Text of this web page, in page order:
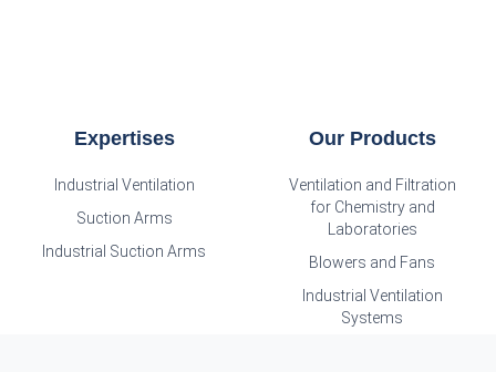
Expertises
Industrial Ventilation
Suction Arms
Industrial Suction Arms
Our Products
Ventilation and Filtration
for Chemistry and
Laboratories
Blowers and Fans
Industrial Ventilation
Systems